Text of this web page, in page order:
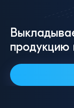
продукцию